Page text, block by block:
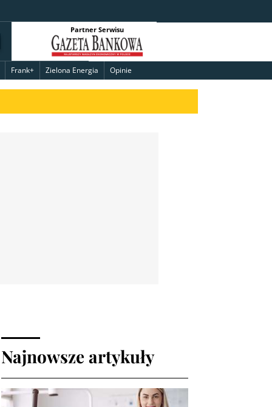
Partner Serwisu
Frank+ Zielona Energia Opinie
Najnowsze artykuły